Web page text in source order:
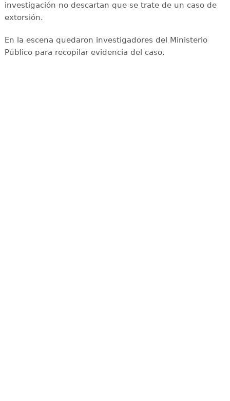
investigación no descartan que se trate de un caso de
extorsión.
En la escena quedaron investigadores del Ministerio
Público para recopilar evidencia del caso.